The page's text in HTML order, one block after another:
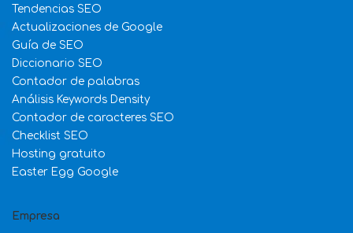
Tendencias SEO
Actualizaciones de Google
Guía de SEO
Diccionario SEO
Contador de palabras
Análisis Keywords Density
Contador de caracteres SEO
Checklist SEO
Hosting gratuito
Easter Egg Google
Empresa